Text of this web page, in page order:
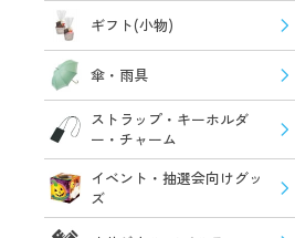
ギフト(小物)
傘・雨具
ストラップ・キーホルダ
ー・チャーム
イベント・抽選会向けグッ
ズ